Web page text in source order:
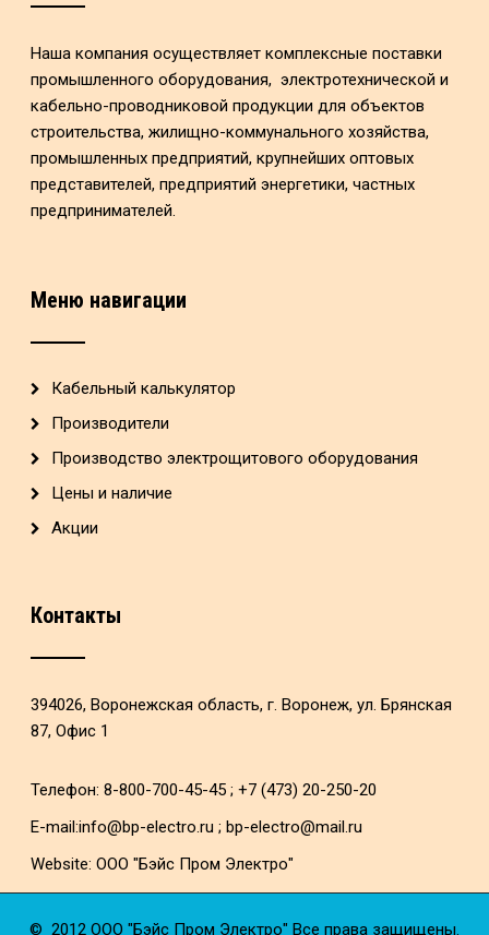
Наша компания осуществляет комплексные поставки
промышленного оборудования, электротехнической и
кабельно-проводниковой продукции для объектов
строительства, жилищно-коммунального хозяйства,
промышленных предприятий, крупнейших оптовых
представителей, предприятий энергетики, частных
предпринимателей.
Меню навигации
Кабельный калькулятор
Производители
Производство электрощитового оборудования
Цены и наличие
Акции
Контакты
394026, Воронежская область, г. Воронеж, ул. Брянская
87, Офис 1
Телефон: 8-800-700-45-45 ; +7 (473) 20-250-20
E-mail:info@bp-electro.ru ;bp-electro@mail.ru
Website:ООО "Бэйс Пром Электро"
© 2012 ООО "Бэйс Пром Электро" Все права защищены.